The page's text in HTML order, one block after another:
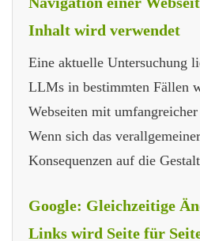
Inhalt wird verwendet
Eine aktuelle Untersuchung
LLMs in bestimmten Fällen
Webseiten mit
Wenn sich das
Konsequenzen auf die
Google: Gleichzeitige
Links wird Seite für